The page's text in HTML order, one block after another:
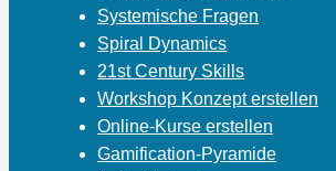
Systemische Fragen
Spiral Dynamics
21st Century Skills
Workshop Konzept erstellen
Online-Kurse erstellen
Gamification-Pyramide